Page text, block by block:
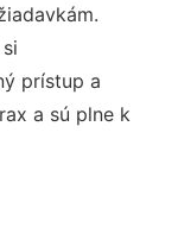
prístup a
a sú plne k